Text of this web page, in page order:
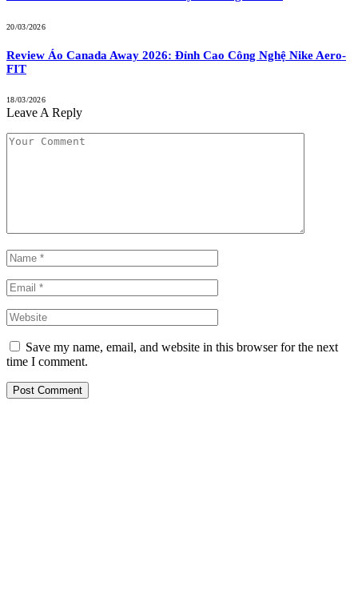
20/03/2026
Review Áo Canada Away 2026: Đỉnh Cao Công Nghệ Nike Aero-
FIT
18/03/2026
Leave A Reply
Save my name, email, and website in this browser for the next
time I comment.